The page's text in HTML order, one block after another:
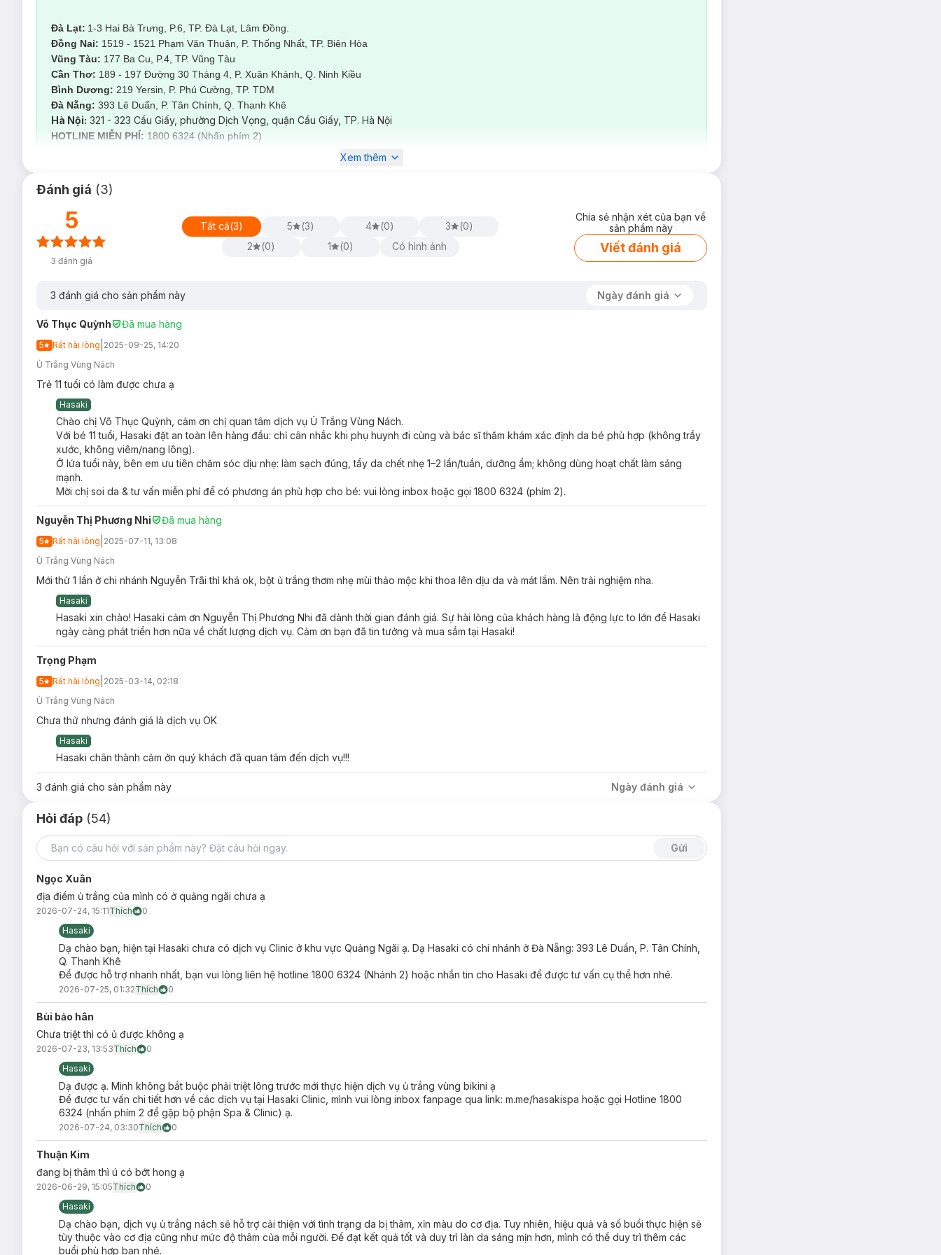
Quy trình thực hiện Ủ trắng tại Hasaki Clinic:
Bước 1: Dùng khăn cotton ướt lau sạch vùng da cần điều trị.
Bước 2:Tẩy tế bào chết làm sạch sâu giúp tối ưu hiệu quả ủ trắng.
Bước 3:Tiến hành thoa hỗn hợp dưỡng sáng lên vùng da cần trị liệu và ủ từ 20 - 30 phút để đạt hiệu quả cao nhất.
Bước 4:
Bước 5:
Lau sạch vùng da vừa ủ và kết thúc quy trình.
Cam kết tại Hasaki Clinic
Sử dụng sản phẩm cao cấp, có nguồn gốc thiên nhiên, an toàn và lành tính.
Hiệu quả cao, giúp phục hồi và tái tạo da bị tổn thương.
Nuôi dưỡng da trắng sáng từ sâu bên trong
Da sáng hẳn lên trông thấy.
Chọn Hasaki Clinic - Chọn An toàn thật, Hiệu quả thật!
khách hàng mỗi tháng giúp nâng cao chất lượng cuộc sống cho mọi người.
Trên hành trình đó, Hasaki Clinic không ngừng phát triển và cải thiện để đem đến cho khách hàng những dịch vụ tốt nhất với cam kết
“An toàn thật -
Hiệu quả thật!”
Đến vớiHasaki Clinic
Miễn phí khám da với Bác sĩ Da Liễu giàu kinh nghiệm.
Trải nghiệm không gian điều trị hiện đại và chuẩn y khoa.
Dịch vụ đa dạng, đáp ứng mọi nhu cầu của khách hàng.
Công nghệ điều trị tiên tiến, thiết bị nhập khẩu 100% chính hãng.
Kỹ thuật viên chuyên môn cao, đã qua đào tạo chuyên nghiệp.
Đà Lạt: 1-3 Hai Bà Trưng, P.6, TP. Đà Lạt, Lâm Đồng.
Đồng Nai: 1519 - 1521 Phạm Văn Thuận, P. Thống Nhất, TP. Biên Hòa
Vũng Tàu: 177 Ba Cu, P.4, TP. Vũng Tàu
Cần Thơ: 189 - 197 Đường 30 Tháng 4, P. Xuân Khánh, Q. Ninh Kiều
Bình Dương: 219 Yersin, P. Phú Cường, TP. TDM
Đà Nẵng: 393 Lê Duẩn, P. Tân Chính, Q. Thanh Khê
Hà Nội: 321 - 323 Cầu Giấy, phường Dịch Vọng, quận Cầu Giấy, TP. Hà Nội
HOTLINE MIỄN PHÍ: 1800 6324 (Nhấn phím 2)
Xem thêm
Đánh giá (3)
5
3 đánh giá
Tất cả(3) 5 (3) 4 (0) 3 (0)
2
(0) 1 (0) Có hình ảnh
Chia sẻ nhận xét của bạn về
sản phẩm này
Viết đánh giá
3 đánh giá cho sản phẩm này Ngày đánh giá
Võ Thục Quỳnh Đã mua hàng
5 Rất hài lòng 2025-09-25, 14:20
Ủ Trắng Vùng Nách
Trẻ 11 tuổi có làm được chưa ạ
Hasaki
Chào chị Võ Thục Quỳnh, cảm ơn chị quan tâm dịch vụ Ủ Trắng Vùng Nách.
Với bé 11 tuổi, Hasaki đặt an toàn lên hàng đầu: chỉ cân nhắc khi phụ huynh đi cùng và bác sĩ thăm khám xác định da bé phù hợp (không trầy
xước, không viêm/nang lông).
Ở lứa tuổi này, bên em ưu tiên chăm sóc dịu nhẹ: làm sạch đúng, tẩy da chết nhẹ 1–2 lần/tuần, dưỡng ẩm; không dùng hoạt chất làm sáng
mạnh.
Mời chị soi da & tư vấn miễn phí để có phương án phù hợp cho bé: vui lòng inbox hoặc gọi 1800 6324 (phím 2).
Nguyễn Thị Phương Nhi Đã mua hàng
5 Rất hài lòng 2025-07-11, 13:08
Ủ Trắng Vùng Nách
Mới thử 1 lần ở chi nhánh Nguyễn Trãi thì khá ok, bột ủ trắng thơm nhẹ mùi thảo mộc khi thoa lên dịu da và mát lắm. Nên trải nghiệm nha.
Hasaki
Hasaki xin chào! Hasaki cảm ơn Nguyễn Thị Phương Nhi đã dành thời gian đánh giá. Sự hài lòng của khách hàng là động lực to lớn để Hasaki
ngày càng phát triển hơn nữa về chất lượng dịch vụ. Cảm ơn bạn đã tin tưởng và mua sắm tại Hasaki!
Trọng Phạm
5 Rất hài lòng 2025-03-14, 02:18
Ủ Trắng Vùng Nách
Chưa thử nhưng đánh giá là dịch vụ OK
Hasaki
Hasaki chân thành cảm ởn quý khách đã quan tâm đến dịch vụ!!!
3 đánh giá cho sản phẩm này Ngày đánh giá
Hỏi đáp (54)
Gửi
Ngọc Xuân
địa điểm ủ trắng của mình có ở quảng ngãi chưa ạ
2026-07-24, 15:11Thích
0
Hasaki
Dạ chào bạn, hiện tại Hasaki chưa có dịch vụ Clinic ở khu vực Quảng Ngãi ạ. Dạ Hasaki có chi nhánh ở Đà Nẵng: 393 Lê Duẩn, P. Tân Chính,
Q. Thanh Khê
Để được hỗ trợ nhanh nhất, bạn vui lòng liên hệ hotline 1800 6324 (Nhánh 2) hoặc nhắn tin cho Hasaki để được tư vấn cụ thể hơn nhé.
2026-07-25, 01:32Thích 0
Bùi bảo hân
Chưa triệt thì có ủ được không ạ
2026-07-23, 13:53Thích
0
Hasaki
Dạ được ạ. Mình không bắt buộc phải triệt lông trước mới thực hiện dịch vụ ủ trắng vùng bikini ạ
Để được tư vấn chi tiết hơn về các dịch vụ tại Hasaki Clinic, mình vui lòng inbox fanpage qua link: m.me/hasakispa hoặc gọi Hotline 1800
6324 (nhấn phím 2 để gặp bộ phận Spa & Clinic) ạ.
2026-07-24, 03:30Thích 0
Thuận Kim
đang bị thâm thì ú có bớt hong ạ
2026-06-29, 15:05Thích
0
Hasaki
Dạ chào bạn, dịch vụ ủ trắng nách sẽ hỗ trợ cải thiện với tình trạng da bị thâm, xỉn màu do cơ địa. Tuy nhiên, hiệu quả và số buổi thực hiện sẽ
tùy thuộc vào cơ địa cũng như mức độ thâm của mỗi người. Để đạt kết quả tốt và duy trì làn da sáng mịn hơn, mình có thể duy trì thêm các
buổi phù hợp bạn nhé.